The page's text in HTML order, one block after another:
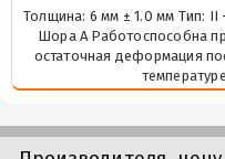
Толщина: 6 мм ± 1.0 мм Тип: II
Шора А Работоспособна
остаточная деформация